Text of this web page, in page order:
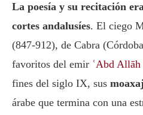
La poesía y su recitación
cortes andalusíes. El ciego
(847-912), de Cabra
favoritos del emir ʿAbd Allāh
fines del siglo IX, sus
árabe que termina con una